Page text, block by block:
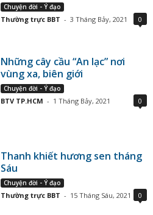
Chuyện đời - Ý đạo
Thường trực BBT - 3 Tháng Bảy, 2021 0
Những cây cầu “An lạc” nơi
vùng xa, biên giới
Chuyện đời - Ý đạo
BTV TP.HCM - 1 Tháng Bảy, 2021 0
Thanh khiết hương sen tháng
Sáu
Chuyện đời - Ý đạo
Thường trực BBT - 15 Tháng Sáu, 2021 0